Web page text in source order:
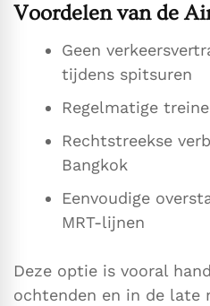
Voordelen van de
Geen
tijdens spitsuren
Regelmatige
Rechtstreekse
Bangkok
Eenvoudige
MRT-lijnen
Deze optie is vooral
ochtenden en in de late